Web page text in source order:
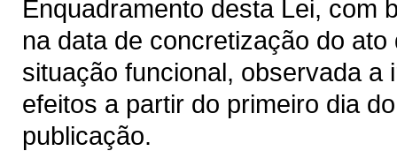
Enquadramento desta Lei, com
na data de concretização do
situação funcional, observada a
efeitos a partir do primeiro dia
publicação.